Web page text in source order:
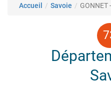
Fil d'Ariane
Accueil Savoie GONNET